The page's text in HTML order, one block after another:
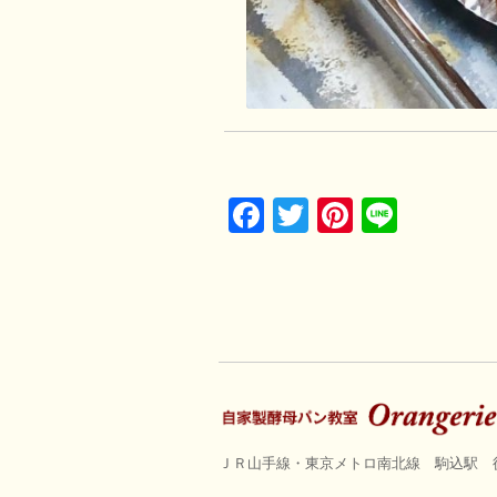
Facebook
TwitterPinterest
ＪＲ山手線・東京メトロ南北線 駒込駅